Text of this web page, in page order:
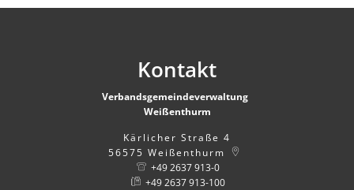
Kontakt
Verbandsgemeindeverwaltung
Weißenthurm
Kärlicher Straße 4
56575 Weißenthurm
+49 2637 913-0
+49 2637 913-100